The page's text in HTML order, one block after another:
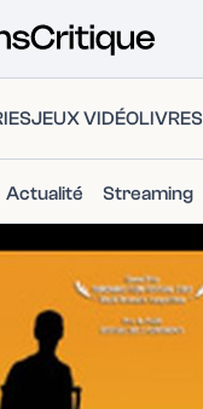
JEUX VIDÉOLIVRES
Actualité Streaming